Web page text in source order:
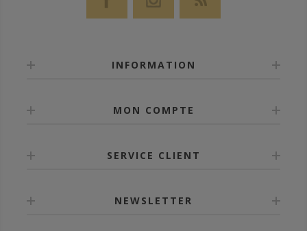
INFORMATION
MON COMPTE
SERVICE CLIENT
NEWSLETTER